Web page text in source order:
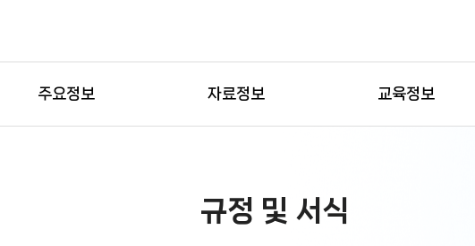
주요정보 자료정보 교육정보
규정 및 서식